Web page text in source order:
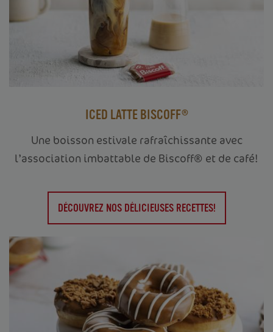
ICED LATTE BISCOFF®
Une boisson estivale rafraîchissante avec
l’association imbattable de Biscoff® et de café!
DÉCOUVREZ NOS DÉLICIEUSES RECETTES!